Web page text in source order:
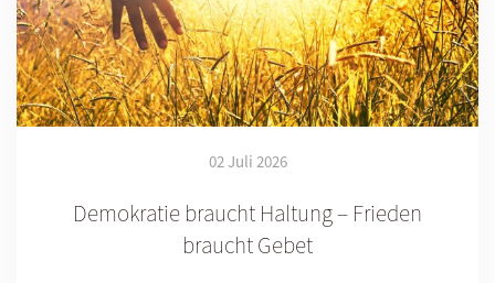
02 Juli 2026
Demokratie braucht Haltung – Frieden
braucht Gebet